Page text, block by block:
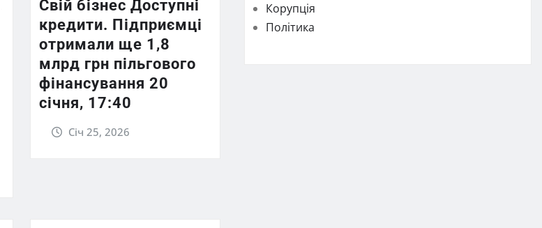
Свій бізнес Доступні
кредити. Підприємці
отримали ще 1,8
млрд грн пільгового
фінансування 20
січня, 17:40
Січ 25, 2026
Корупція
Політика